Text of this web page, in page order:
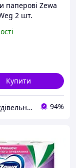
паперові Zewa
2 шт.
Купити
АРС - Будівельний інтернет-гіпермаркет 94%